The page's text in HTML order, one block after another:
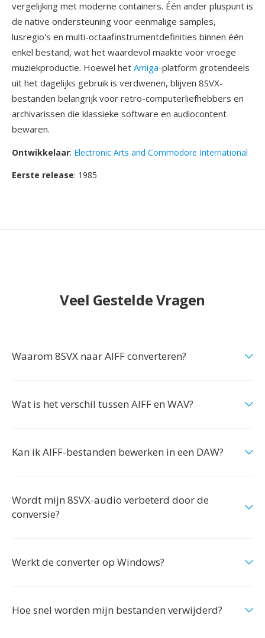
vergelijking met moderne containers. Één ander pluspunt is
de native ondersteuning voor eenmalige samples,
lusregio's en multi-octaafinstrumentdefinities binnen één
enkel bestand, wat het waardevol maakte voor vroege
muziekproductie. Hoewel het Amiga-platform grotendeels
uit het dagelijks gebruik is verdwenen, blijven 8SVX-
bestanden belangrijk voor retro-computerliefhebbers en
archivarissen die klassieke software en audiocontent
bewaren.
Ontwikkelaar: Electronic Arts and Commodore International
Eerste release: 1985
Veel Gestelde Vragen
Waarom 8SVX naar AIFF converteren?
Wat is het verschil tussen AIFF en WAV?
Kan ik AIFF-bestanden bewerken in een DAW?
Wordt mijn 8SVX-audio verbeterd door de
conversie?
Werkt de converter op Windows?
Hoe snel worden mijn bestanden verwijderd?